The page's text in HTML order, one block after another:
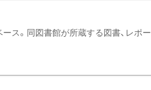
ス。同図書館が所蔵する図書、レポー